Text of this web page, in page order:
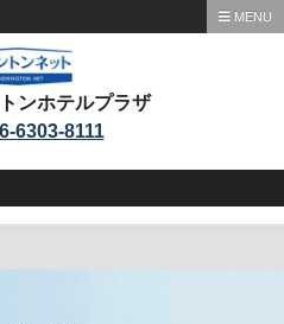
MENU
ンホテルプラザ
6303-8111